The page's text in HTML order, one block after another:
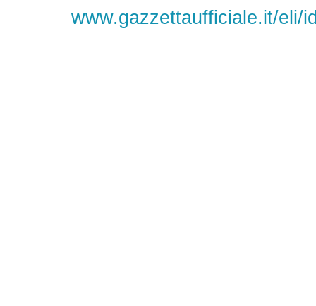
www.gazzettaufficiale.it/eli/